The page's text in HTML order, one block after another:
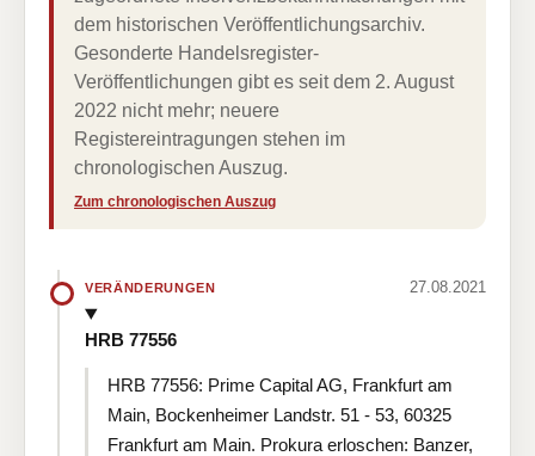
dem historischen Veröffentlichungsarchiv.
Gesonderte Handelsregister-
Veröffentlichungen gibt es seit dem 2. August
2022 nicht mehr; neuere
Registereintragungen stehen im
chronologischen Auszug.
Zum chronologischen Auszug
VERÄNDERUNGEN 27.08.2021
HRB 77556
HRB 77556: Prime Capital AG, Frankfurt am
Main, Bockenheimer Landstr. 51 - 53, 60325
Frankfurt am Main. Prokura erloschen: Banzer,